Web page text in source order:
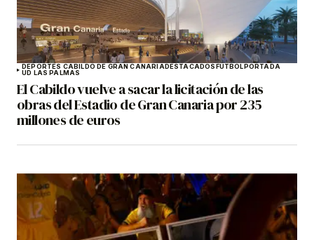
DEPORTES CABILDO DE GRAN CANARIADESTACADOSFÚTBOLPORTADA
UD LAS PALMAS
El Cabildo vuelve a sacar la licitación de las
obras del Estadio de Gran Canaria por 235
millones de euros